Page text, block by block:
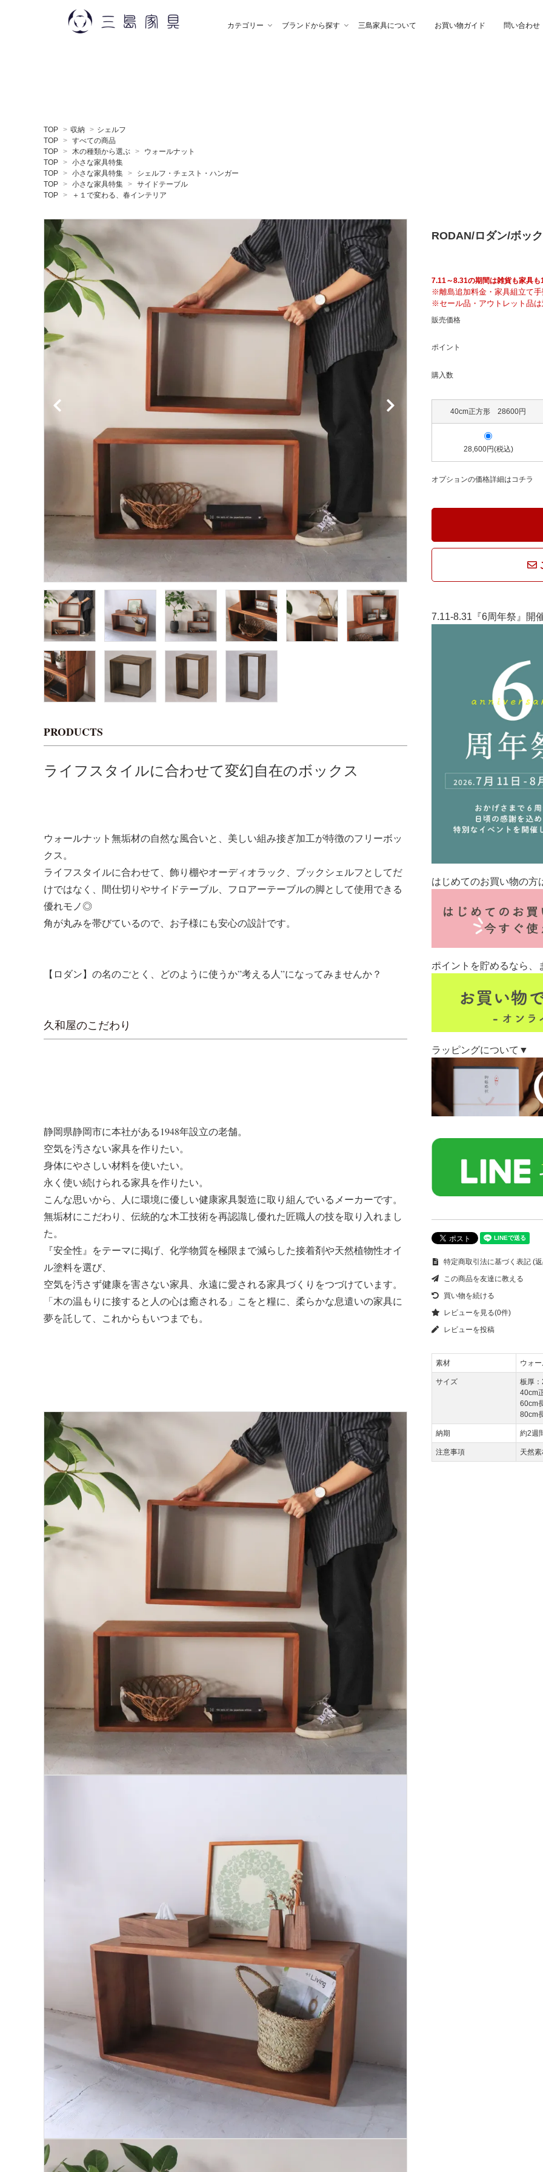
カテゴリー
デスク
ミラー
アウトレット
ブランドから探す
薫玉堂
神藤タオル
ナガノインテリア
BIRDS'WORDS 飛騨産業
フランジパニラタン ぽれぽれ 松野屋
ヤマチク
三島家具について お買い物ガイド 問い合わせ
TOP > 収納 > シェルフ
TOP > すべての商品
TOP > 木の種類から選ぶ >
ウォールナット
TOP > 小さな家具特集
TOP > 小さな家具特集 >
シェルフ・チェスト・ハンガー
TOP > 小さな家具特集 > サイドテーブル
TOP > ＋１で変わる、春インテリア
PRODUCTS
ライフスタイルに合わせて変幻自在のボックス
ウォールナット無垢材の自然な風合いと、美しい組み接ぎ加工が特徴のフリーボッ
クス。
ライフスタイルに合わせて、飾り棚やオーディオラック、ブックシェルフとしてだ
けではなく、間仕切りやサイドテーブル、フロアーテーブルの脚として使用できる
優れモノ◎
角が丸みを帯びているので、お子様にも安心の設計です。
【ロダン】の名のごとく、どのように使うか”考える人”になってみませんか？
久和屋のこだわり
静岡県静岡市に本社がある1948年設立の老舗。
空気を汚さない家具を作りたい。
身体にやさしい材料を使いたい。
永く使い続けられる家具を作りたい。
こんな思いから、人に環境に優しい健康家具製造に取り組んでいるメーカーです。
無垢材にこだわり、伝統的な木工技術を再認識し優れた匠職人の技を取り入れまし
た。
『安全性』をテーマに掲げ、化学物質を極限まで減らした接着剤や天然植物性オイ
ル塗料を選び、
空気を汚さず健康を害さない家具、永遠に愛される家具づくりをつづけています。
「木の温もりに接すると人の心は癒される」こをと糧に、柔らかな息遣いの家具に
夢を託して、これからもいつまでも。
RODAN/ロダン/ボッ
7.11～8.31の期間は雑貨も家具
※離島追加料金・家具組立て
※セール品・アウトレット品
販売価格
ポイント
購入数
40cm正方形 28600円
28,600円(税込)
オプションの価格詳細はコチラ
7.11-8.31『6周年祭』開
はじめてのお買い物の
ポイントを貯めるなら
ラッピングについて▼
特定商取引法に基づく表記 (
この商品を友達に教える
買い物を続ける
レビューを見る(0件)
レビューを投稿
素材 ウォ
サイズ
板厚
40cm
60cm
80cm
納期 約2週
注意事項 天然